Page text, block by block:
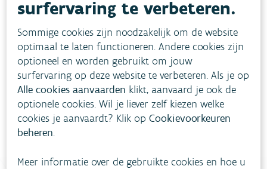
is een derde meetstation beschouwd, gelegen in de
derde meetstation een voorstedelijk meetstation in
Ukkel.
Bron: VMM op basis van VITO
surfervaring te verbeteren.
Sommige cookies zijn noodzakelijk om de website
optimaal te laten functioneren. Andere cookies zijn
optioneel en worden gebruikt om jouw
surfervaring op deze website te verbeteren. Als je op
Alle cookies aanvaarden klikt, aanvaard je ook de
optionele cookies. Wil je liever zelf kiezen welke
cookies je aanvaardt? Klik opCookievoorkeuren
beheren.
Meer informatie over de gebruikte cookies en hoe u